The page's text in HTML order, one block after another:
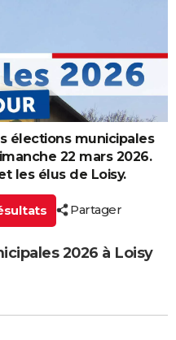
élections municipales
22 mars 2026.
les élus de Loisy.
Partager
2026 à Loisy